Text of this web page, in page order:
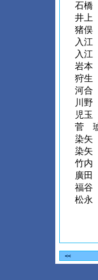
石橋
井上
猪俣
入江
入江
岩本
狩生
河合
川野
児玉
菅 琥
染矢
染矢
竹内
廣田
福谷
松永
<<